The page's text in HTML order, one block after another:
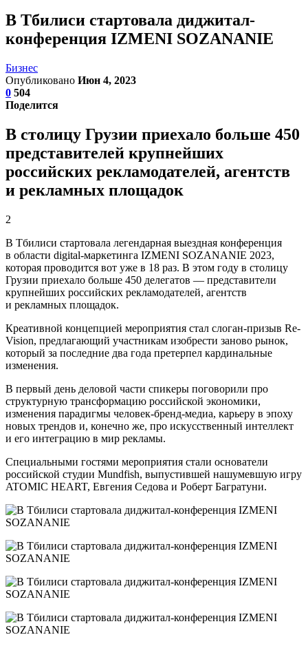
В Тбилиси стартовала диджитал-
конференция IZMENI SOZANANIE
Бизнес
Опубликовано Июн 4, 2023
0 504
Поделится
В столицу Грузии приехало больше 450
представителей крупнейших
российских рекламодателей, агентств
и рекламных площадок
2
В Тбилиси стартовала легендарная выездная конференция
в области digital-маркетинга IZMENI SOZANANIE 2023,
которая проводится вот уже в 18 раз. В этом году в столицу
Грузии приехало больше 450 делегатов — представители
крупнейших российских рекламодателей, агентств
и рекламных площадок.
Креативной концепцией мероприятия стал слоган-призыв Re-
Vision, предлагающий участникам изобрести заново рынок,
который за последние два года претерпел кардинальные
изменения.
В первый день деловой части спикеры поговорили про
структурную трансформацию российской экономики,
изменения парадигмы человек-бренд-медиа, карьеру в эпоху
новых трендов и, конечно же, про искусственный интеллект
и его интеграцию в мир рекламы.
Специальными гостями мероприятия стали основатели
российской студии Mundfish, выпустившей нашумевшую игру
ATOMIC HEART, Евгения Седова и Роберт Багратуни.